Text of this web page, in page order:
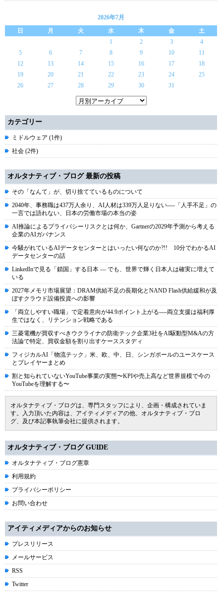
2026年7月
日
月 火 水 木 金
土
1
2 3
4
5
6 7 8 9 10
11
12
13 14 15 16 17
18
19
20 21 22 23 24
25
26
27 28 29 30 31
カテゴリー
ミドルウェア (1件)
社会 (2件)
オルタナティブ・ブログ 最新の投稿
その「なんて」が、切り捨てているものについて
2040年、事務職は437万人余り、AI人材は339万人足りない----「人手不足」の
一言では語れない、日本の労働市場の本当の姿
AI推論によるプライバシーリスクとは何か、Gartnerの2029年予測から考える
企業のAIガバナンス
今騒がれているAIデータセンターとはいったい何なのか?!! 10分でわかるAI
データセンターの話
LinkedInで見る「鎖国」する日本 ― でも、世界で輝く日本人は確実に増えて
いる
2027年メモリ市場展望：DRAM供給不足の長期化とNAND Flash供給緩和が及
ぼすクラウド設備投資への影響
「両立しやすい職場」で定着意向が44.9ポイント上がる----両立支援は福利厚
生ではなく、リテンション戦略である
三菱電機が買収すべきウクライナの防衛テック企業3社をAI駆動型M&Aの方
法論で特定、買収金額を割り出すケーススタディ
フィジカルAI「物流テック」米、欧、中、日、シンガポールのユースケース
とプレイヤーまとめ
割と知られていないYouTube事業の実態〜KPIや売上高など世界規模で今の
YouTubeを理解する〜
オルタナティブ・ブログは、専門スタッフにより、企画・構成されていま
す。入力頂いた内容は、アイティメディアの他、オルタナティブ・ブロ
グ、及び本記事執筆会社に提供されます。
オルタナティブ・ブログ GUIDE
オルタナティブ・ブログ憲章
利用規約
プライバシーポリシー
お問い合わせ
アイティメディアからのお知らせ
プレスリリース
メールサービス
RSS
Twitter